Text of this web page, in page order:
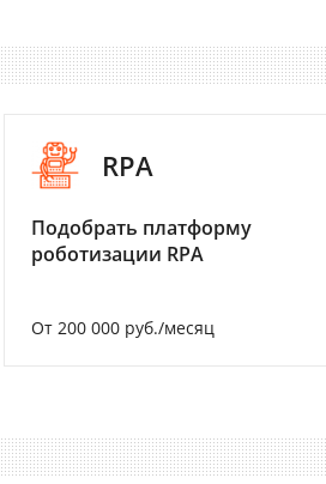
RPA
Подобрать платформу
роботизации RPA
От 200 000 руб./месяц